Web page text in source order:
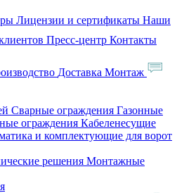
Лицензии и сертификаты Наши
Пресс-центр Контакты
Доставка Монтаж
Сварные ограждения Газонные
ограждения Кабеленесущие
и комплектующие для ворот
решения Монтажные